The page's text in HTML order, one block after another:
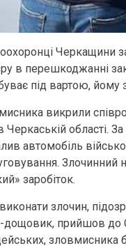
Черкащини
в перешкоджанні
під вартою, йому
викрили
Черкаській області.
автомобіль
Злочинний
заробіток.
злочин,
прийшов до